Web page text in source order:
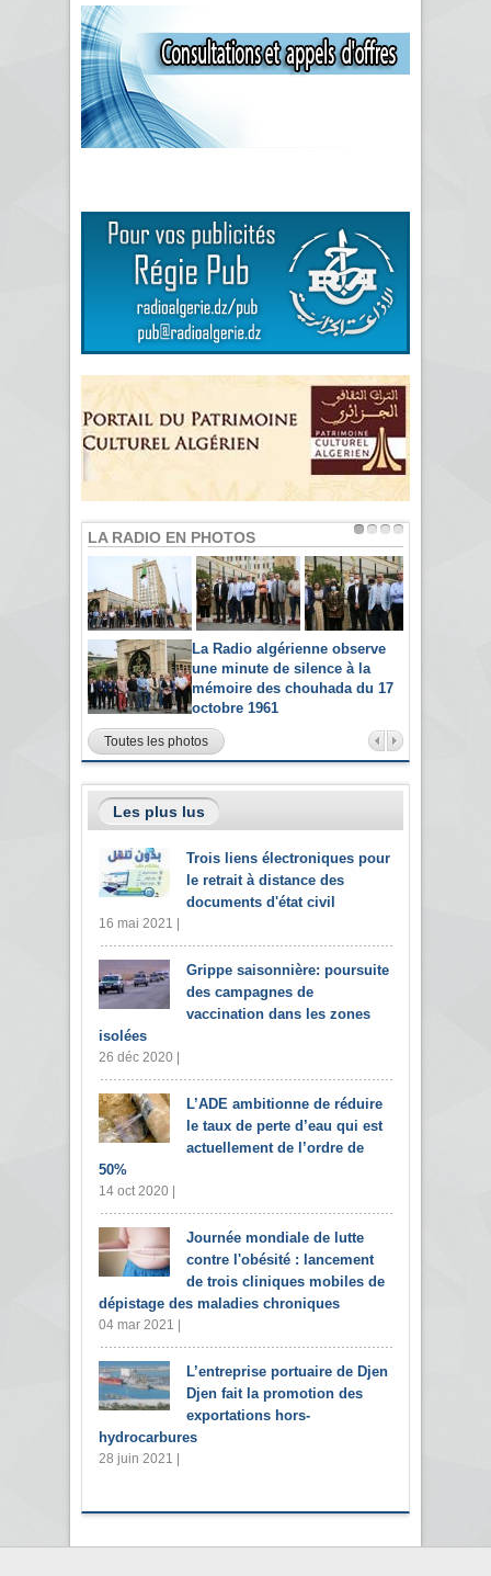
LA RADIO EN PHOTOS
La Radio algérienne observe
une minute de silence à la
mémoire des chouhada du 17
octobre 1961
Toutes les photos
Les plus lus
Trois liens électroniques pour
le retrait à distance des
documents d'état civil
16 mai 2021 |
Grippe saisonnière: poursuite
des campagnes de
vaccination dans les zones
isolées
26 déc 2020 |
L’ADE ambitionne de réduire
le taux de perte d’eau qui est
actuellement de l’ordre de
50%
14 oct 2020 |
Journée mondiale de lutte
contre l'obésité : lancement
de trois cliniques mobiles de
dépistage des maladies chroniques
04 mar 2021 |
L’entreprise portuaire de Djen
Djen fait la promotion des
exportations hors-
hydrocarbures
28 juin 2021 |